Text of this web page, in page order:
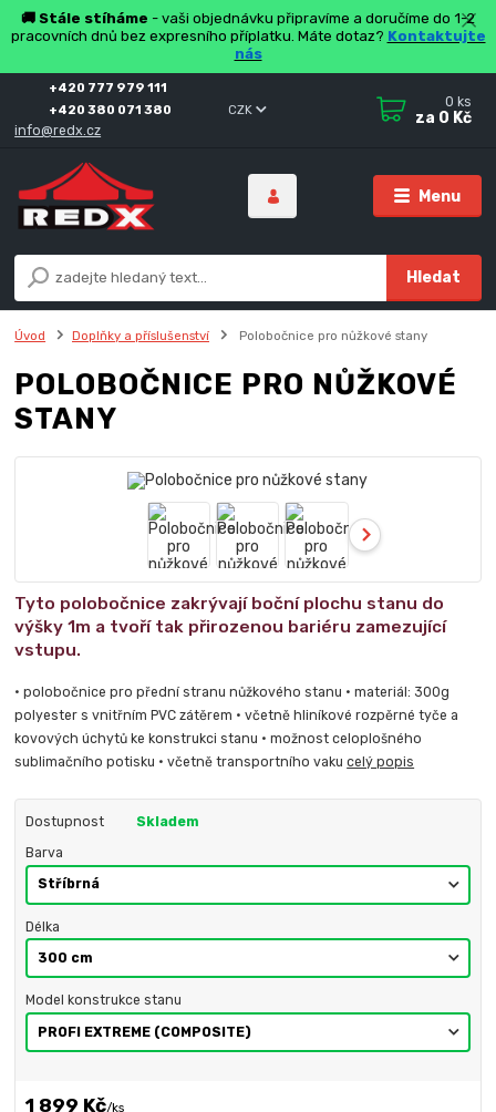
🚚 Stále stíháme - vaši objednávku připravíme a doručíme do 1-2
pracovních dnů bez expresního příplatku. Máte dotaz? Kontaktujte
nás
Menu
CZK
Hledat
+420 777 979 111
+420 380 071 380
info@redx.cz
0 ks
za 0 Kč
Úvod Doplňky a příslušenství Polobočnice pro nůžkové stany
POLOBOČNICE PRO NŮŽKOVÉ
STANY
Tyto polobočnice zakrývají boční plochu stanu do
výšky 1m a tvoří tak přirozenou bariéru zamezující
vstupu.
• polobočnice pro přední stranu nůžkového stanu • materiál: 300g
polyester s vnitřním PVC zátěrem • včetně hliníkové rozpěrné tyče a
kovových úchytů ke konstrukci stanu • možnost celoplošného
sublimačního potisku • včetně transportního vakucelý popis
Dostupnost Skladem
Barva
Délka
Model konstrukce stanu
1 899 Kč/ks